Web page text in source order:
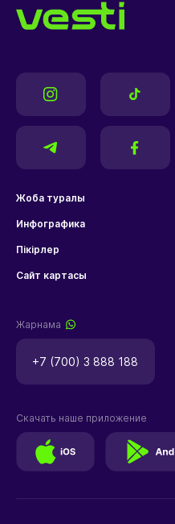
Жоба туралы
Инфографика
Пікірлер
Сайт картасы
Жарнама
+7 (700) 3 888 188
Скачать наше приложение